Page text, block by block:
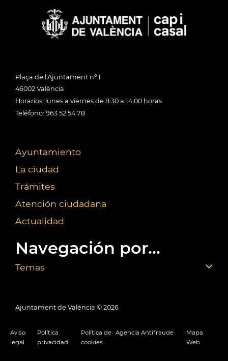
Plaça de l'Ajuntament nº 1
46002 València
Horarios: lunes a viernes de 8:30 a 14:00 horas
Teléfono: 963 52 54 78
Ayuntamiento
La ciudad
Trámites
Atención ciudadana
Actualidad
Navegación por...
Temas
Ajuntament de València © 2026
Aviso
legal
Política
privacidad
Política de
cookies
Agencia Antifraude
Mapa
Web